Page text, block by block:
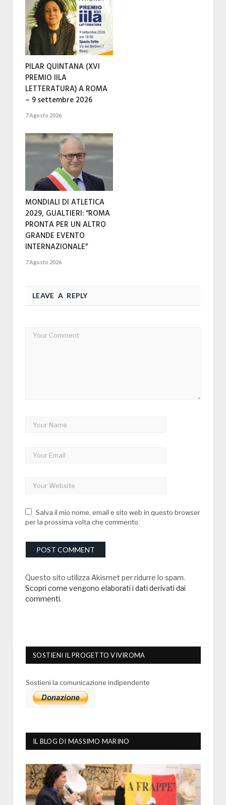
PILAR QUINTANA (XVI
PREMIO IILA
LETTERATURA) A ROMA
– 9 settembre 2026
7 Agosto 2026
MONDIALI DI ATLETICA
2029, GUALTIERI: “ROMA
PRONTA PER UN ALTRO
GRANDE EVENTO
INTERNAZIONALE”
7 Agosto 2026
LEAVE A REPLY
Salva il mio nome, email e sito web in questo browser
per la prossima volta che commento.
Questo sito utilizza Akismet per ridurre lo spam.
Scopri come vengono elaborati i dati derivati dai
commenti.
SOSTIENI IL PROGETTO VIVIROMA
Sostieni la comunicazione indipendente
IL BLOG DI MASSIMO MARINO